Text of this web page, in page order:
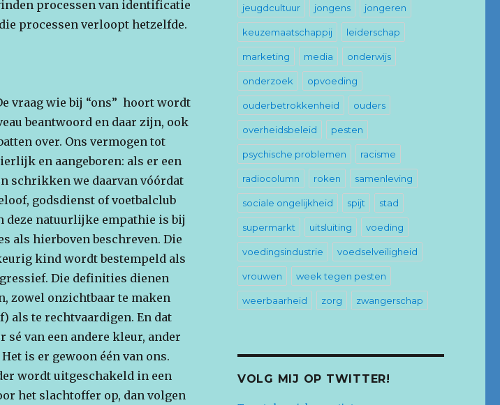
processen van identificatie
processen verloopt hetzelfde.
vraag wie bij “ons” hoort wordt
beantwoord en daar zijn, ook
over. Ons vermogen tot
en aangeboren: als er een
schrikken we daarvan vóórdat
godsdienst of voetbalclub
deze natuurlijke empathie is bij
als hierboven beschreven. Die
kind wordt bestempeld als
Die definities dienen
zowel onzichtbaar te maken
als te rechtvaardigen. En dat
van een andere kleur, ander
is er gewoon één van ons.
wordt uitgeschakeld in een
het slachtoffer op, dan volgen
jeugdcultuur jongens jongeren
keuzemaatschappij leiderschap
marketing media onderwijs
onderzoek opvoeding
ouderbetrokkenheid ouders
overheidsbeleid pesten
psychische problemen racisme
radiocolumn roken samenleving
sociale ongelijkheid spijt stad
supermarkt uitsluiting voeding
voedingsindustrie voedselveiligheid
vrouwen week tegen pesten
weerbaarheid zorg zwangerschap
VOLG MIJ OP TWITTER!